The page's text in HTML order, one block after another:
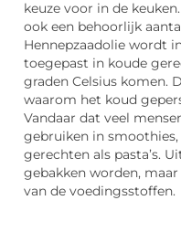
keuze voor in de
ook een behoorlijk
Hennepzaadolie wordt
toegepast in koude
graden Celsius komen.
waarom het koud
Vandaar dat veel
gebruiken in smoothies,
gerechten als pasta’s.
gebakken worden,
van de voedingsstoffen.